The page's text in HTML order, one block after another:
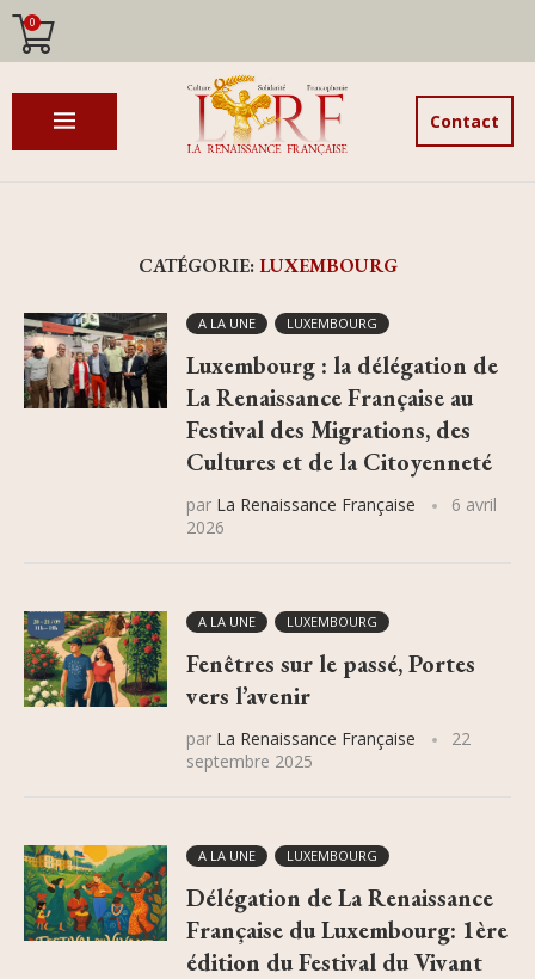
0
Contact
CATÉGORIE: LUXEMBOURG
A LA UNE LUXEMBOURG
Luxembourg : la délégation de
La Renaissance Française au
Festival des Migrations, des
Cultures et de la Citoyenneté
par La Renaissance Française
6 avril
2026
A LA UNE LUXEMBOURG
Fenêtres sur le passé, Portes
vers l’avenir
par La Renaissance Française
22
septembre 2025
A LA UNE LUXEMBOURG
Délégation de La Renaissance
Française du Luxembourg: 1ère
édition du Festival du Vivant